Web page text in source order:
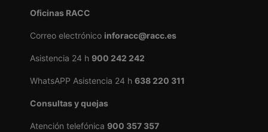
Oficinas RACC
Correo electrónico inforacc@racc.es
Asistencia 24 h 900 242 242
WhatsAPP Asistencia 24 h 638 220 311
Consultas y quejas
Atención telefónica 900 357 357